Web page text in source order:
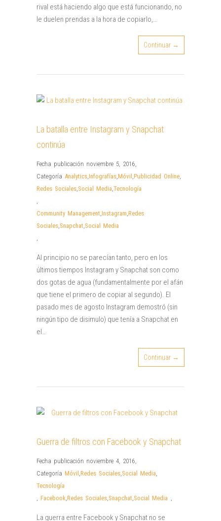
rival está haciendo algo que está funcionando, no
le duelen prendas a la hora de copiarlo,…
Continuar →
La batalla entre Instagram y Snapchat
continúa
Fecha publicación noviembre 5, 2016,
Categoría Analytics,Infografías,Móvil ,Publicidad Online,
Redes Sociales,Social Media,Tecnología
,
Community Management,Instagram,Redes
Sociales,Snapchat,Social Media
,
Al principio no se parecían tanto, pero en los
últimos tiempos Instagram y Snapchat son como
dos gotas de agua (fundamentalmente por el afán
que tiene el primero de copiar al segundo). El
pasado mes de agosto Instagram demostró (sin
ningún tipo de disimulo) que tenía a Snapchat en
el…
Continuar →
Guerra de filtros con Facebook y Snapchat
Fecha publicación noviembre 4, 2016,
Categoría Móvil ,Redes Sociales,Social Media,
Tecnología
, Facebook,Redes Sociales,Snapchat,Social Media ,
La guerra entre Facebook y Snapchat no se